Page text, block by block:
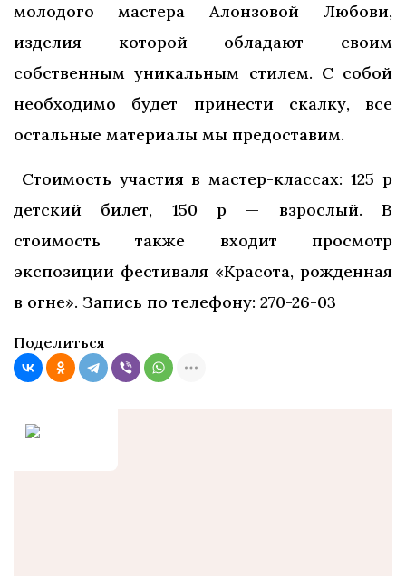
молодого мастера Алонзовой Любови,
изделия которой обладают своим
собственным уникальным стилем. С собой
необходимо будет принести скалку, все
остальные материалы мы предоставим.
Стоимость участия в мастер-классах: 125 р
детский билет, 150 р — взрослый. В
стоимость также входит просмотр
экспозиции фестиваля «Красота, рожденная
в огне». Запись по телефону: 270-26-03
Поделиться